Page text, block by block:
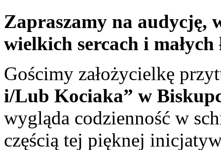
Zapraszamy na audycję,
wielkich sercach i małych
Gościmy założycielkę
i/Lub Kociaka” w
wygląda codzienność w
częścią tej pięknej